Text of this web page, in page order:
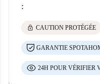
:
lock CAUTION PROTÉGÉE
GARANTIE
24H POUR VÉRIFIER